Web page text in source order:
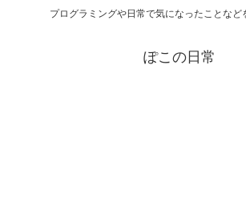
プログラミングや日常で気になったことなど
ぽこの日常